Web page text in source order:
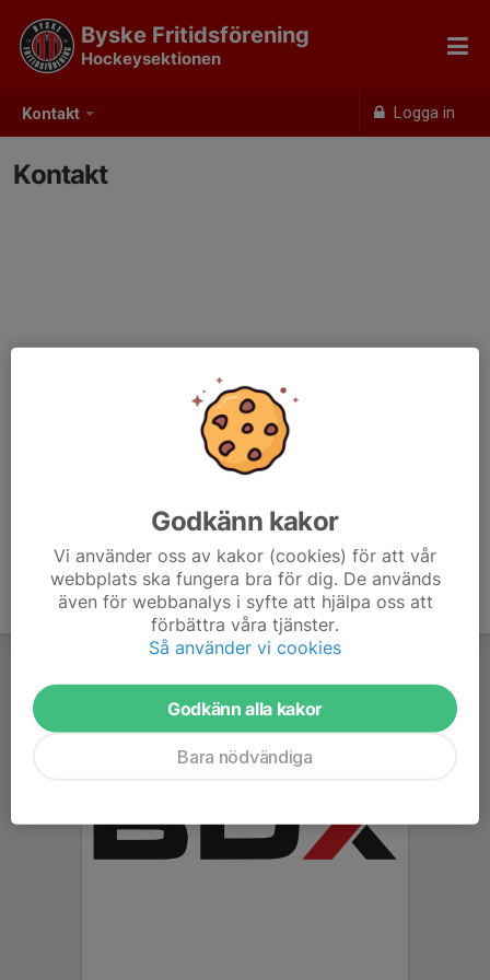
Kontakt Logga in
Byske Fritidsförening
Hockeysektionen
Kontakt
Godkänn kakor
Vi använder oss av kakor (cookies) för att vår
webbplats ska fungera bra för dig. De används
även för webbanalys i syfte att hjälpa oss att
förbättra våra tjänster.
Så använder vi cookies
Godkänn alla kakor
Bara nödvändiga